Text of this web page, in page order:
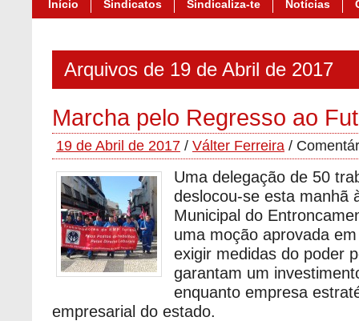
Início Sindicatos Sindicaliza-te Notícias
Arquivos de 19 de Abril de 2017
Marcha pelo Regresso ao
19 de Abril de 2017 / Válter Ferreira /
Uma delegação de 50
deslocou-se esta manhã
Municipal do
uma moção aprovada
exigir medidas do poder
garantam um
enquanto empresa
empresarial do estado.